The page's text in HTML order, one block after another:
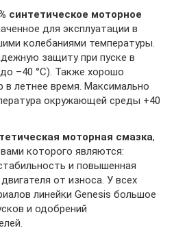
синтетическое моторное
для эксплуатации в
колебаниями температуры.
защиту при пуске в
–40 °C). Также хорошо
летнее время. Максимально
окружающей среды +40
моторная смазка,
которого являются:
и повышенная
от износа. У всех
линейки Genesis большое
и одобрений